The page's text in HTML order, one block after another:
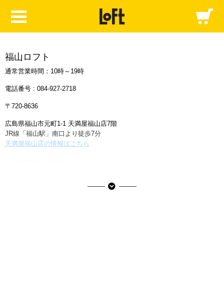
福山ロフト
通常営業時間：10時～19時
電話番号 : 084-927-2718
〒720-8636
広島県福山市元町1-1 天満屋福山店7階
JR線「福山駅」南口より徒歩7分
天満屋福山店の情報はこちら